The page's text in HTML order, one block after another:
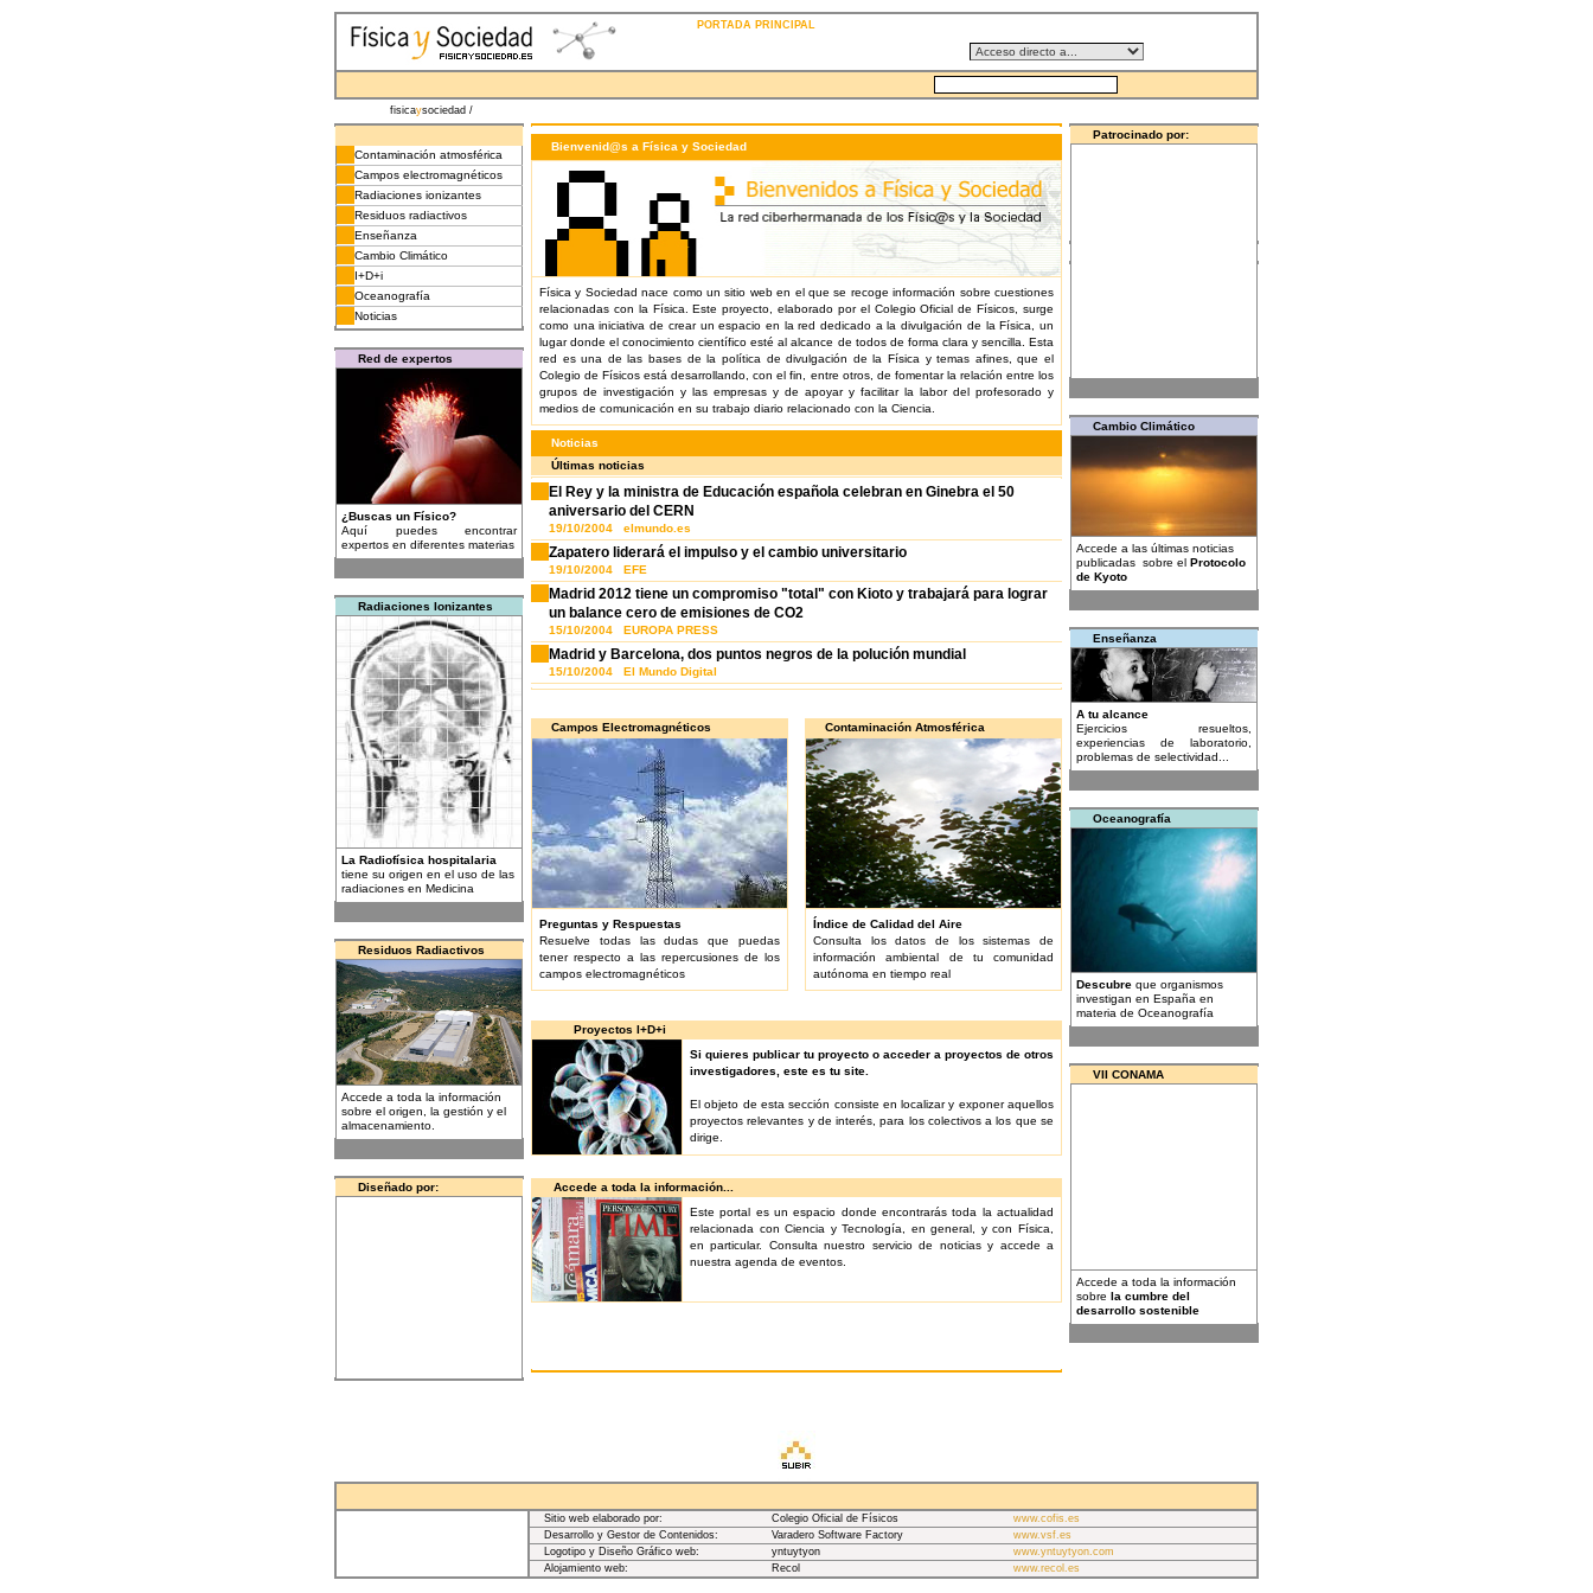
PORTADA PRINCIPAL
fisicaysociedad /
Contaminación atmosférica
Campos electromagnéticos
Radiaciones ionizantes
Residuos radiactivos
Enseñanza
Cambio Climático
I+D+i
Oceanografía
Noticias
Red de expertos
¿Buscas un Físico?
Aquí puedes encontrar
expertos en diferentes materias
Radiaciones Ionizantes
La Radiofísica hospitalaria
tiene su origen en el uso de las
radiaciones en Medicina
Residuos Radiactivos
Accede a toda la información
sobre el origen, la gestión y el
almacenamiento.
Diseñado por:
Bienvenid@s a Física y Sociedad
Física y Sociedad nace como un sitio web en el que se recoge información sobre cuestiones
relacionadas con la Física. Este proyecto, elaborado por el Colegio Oficial de Físicos, surge
como una iniciativa de crear un espacio en la red dedicado a la divulgación de la Física, un
lugar donde el conocimiento científico esté al alcance de todos de forma clara y sencilla. Esta
red es una de las bases de la política de divulgación de la Física y temas afines, que el
Colegio de Físicos está desarrollando, con el fin, entre otros, de fomentar la relación entre los
grupos de investigación y las empresas y de apoyar y facilitar la labor del profesorado y
medios de comunicación en su trabajo diario relacionado con la Ciencia.
Noticias
Últimas noticias
El Rey y la ministra de Educación española celebran en Ginebra el 50
aniversario del CERN
19/10/2004 elmundo.es
Zapatero liderará el impulso y el cambio universitario
19/10/2004 EFE
Madrid 2012 tiene un compromiso "total" con Kioto y trabajará para lograr
un balance cero de emisiones de CO2
15/10/2004 EUROPA PRESS
Madrid y Barcelona, dos puntos negros de la polución mundial
15/10/2004 El Mundo Digital
Campos Electromagnéticos
Preguntas y Respuestas
Resuelve todas las dudas que puedas
tener respecto a las repercusiones de los
campos electromagnéticos
Contaminación Atmosférica
Índice de Calidad del Aire
Consulta los datos de los sistemas de
información ambiental de tu comunidad
autónoma en tiempo real
Proyectos I+D+i
Si quieres publicar tu proyecto o acceder a proyectos de otros
investigadores, este es tu site.
El objeto de esta sección consiste en localizar y exponer aquellos
proyectos relevantes y de interés, para los colectivos a los que se
dirige.
Accede a toda la información...
Este portal es un espacio donde encontrarás toda la actualidad
relacionada con Ciencia y Tecnología, en general, y con Física,
en particular. Consulta nuestro servicio de noticias y accede a
nuestra agenda de eventos.
Patrocinado por:
Cambio Climático
Accede a las últimas noticias
publicadas sobre el Protocolo
de Kyoto
Enseñanza
A tu alcance
Ejercicios resueltos,
experiencias de laboratorio,
problemas de selectividad...
Oceanografía
Descubre que organismos
investigan en España en
materia de Oceanografía
VII CONAMA
Accede a toda la información
sobre la cumbre del
desarrollo sostenible
Sitio web elaborado por: Colegio Oficial de Físicos
www.cofis.es
Desarrollo y Gestor de Contenidos:
Varadero Software Factory
www.vsf.es
Logotipo y Diseño Gráfico web:
yntuytyon
www.yntuytyon.com
Alojamiento web:
Recol www.recol.es